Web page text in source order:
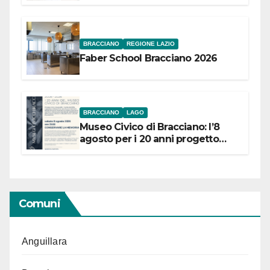
BRACCIANO REGIONE LAZIO
Faber School Bracciano 2026
BRACCIANO LAGO
Museo Civico di Bracciano: l’8
agosto per i 20 anni progetto
Comuni
Anguillara